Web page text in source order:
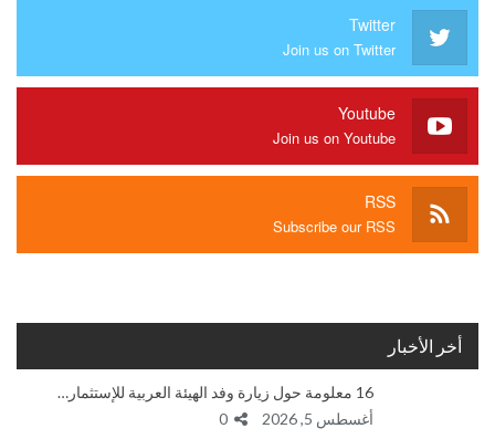
Twitter
Join us on Twitter
Youtube
Join us on Youtube
RSS
Subscribe our RSS
أخر الأخبار
16 معلومة حول زيارة وفد الهيئة العربية للإستثمار…
أغسطس 5, 2026